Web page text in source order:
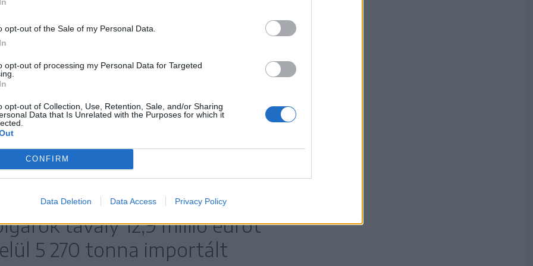
opt-out of the Sale of my Personal Data.
opt-out of processing my Personal Data for Targeted
opt-out of Collection, Use, Retention, Sale, and/or Sharing
Data that Is Unrelated with the Purposes for which it
CONFIRM
Data Deletion Data Access Privacy Policy
termelés nem fedezi a fogyasztási igényt.
– magyarázta Gheorghe. Ami az árakat
nagy ingadozások a tavalyi évhez képest.
lesz,
a 20 lejt, de természetesen a kereskedői ár
Intézet adatai szerint
tavaly 12,9 millió eurót
5 270 tonna importált